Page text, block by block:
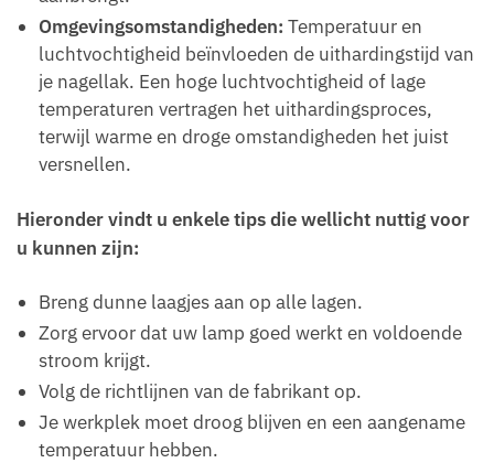
Omgevingsomstandigheden: Temperatuur en
luchtvochtigheid beïnvloeden de uithardingstijd van
je nagellak. Een hoge luchtvochtigheid of lage
temperaturen vertragen het uithardingsproces,
terwijl warme en droge omstandigheden het juist
versnellen.
Hieronder vindt u enkele tips die wellicht nuttig voor
u kunnen zijn:
Breng dunne laagjes aan op alle lagen.
Zorg ervoor dat uw lamp goed werkt en voldoende
stroom krijgt.
Volg de richtlijnen van de fabrikant op.
Je werkplek moet droog blijven en een aangename
temperatuur hebben.